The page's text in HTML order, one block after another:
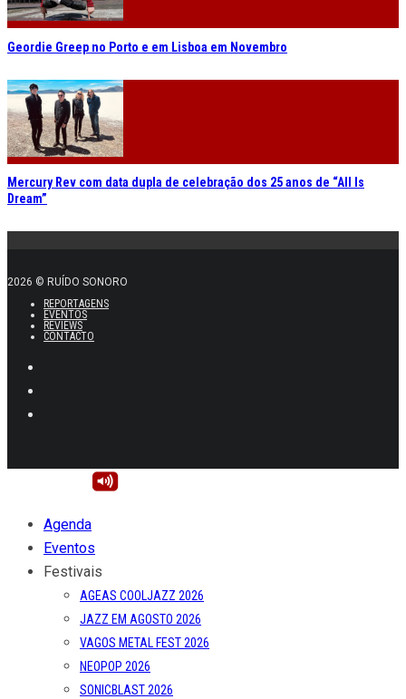
Geordie Greep no Porto e em Lisboa em Novembro
Mercury Rev com data dupla de celebração dos 25 anos de “All Is
Dream”
2026 © RUÍDO SONORO
REPORTAGENS
EVENTOS
REVIEWS
CONTACTO
Agenda
Eventos
Festivais
AGEAS COOLJAZZ 2026
JAZZ EM AGOSTO 2026
VAGOS METAL FEST 2026
NEOPOP 2026
SONICBLAST 2026